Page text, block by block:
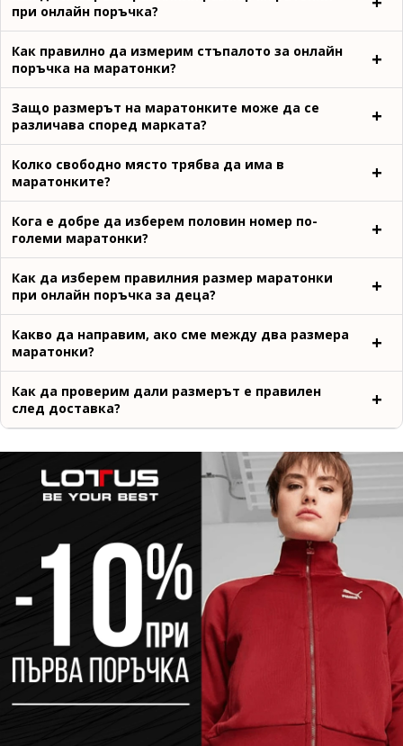
при онлайн поръчка?
Как правилно да измерим стъпалото за онлайн
поръчка на маратонки?
Защо размерът на маратонките може да се
различава според марката?
Колко свободно място трябва да има в
маратонките?
Кога е добре да изберем половин номер по-
големи маратонки?
Как да изберем правилния размер маратонки
при онлайн поръчка за деца?
Какво да направим, ако сме между два размера
маратонки?
Как да проверим дали размерът е правилен
след доставка?